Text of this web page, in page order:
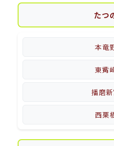
たつ
本竜
東觜
播磨
西栗